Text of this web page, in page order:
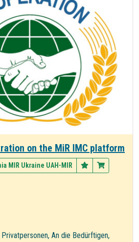
on the MiR IMC platform
MIR Ukraine UAH-MIR
Privatpersonen, An die Bedürftigen,